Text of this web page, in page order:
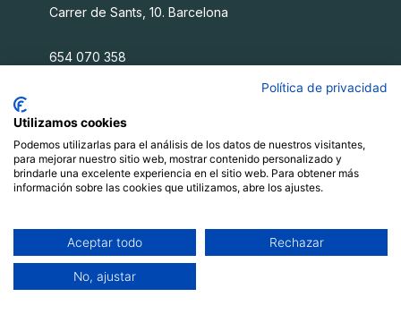
Carrer de Sants, 10. Barcelona
654 070 358
Fil a l'agulla SCCL
Què oferim
Blog
Recursos
Contacte
Política de privacidad
Utilizamos cookies
Podemos utilizarlas para el análisis de los datos de nuestros visitantes,
para mejorar nuestro sitio web, mostrar contenido personalizado y
brindarle una excelente experiencia en el sitio web. Para obtener más
información sobre las cookies que utilizamos, abre los ajustes.
Aceptar todo Rechazar
No, ajustar